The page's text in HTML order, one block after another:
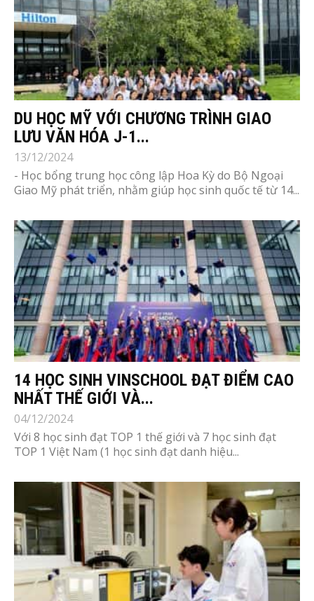
DU HỌC MỸ VỚI CHƯƠNG TRÌNH GIAO
LƯU VĂN HÓA J-1...
13/12/2024
- Học bổng trung học công lập Hoa Kỳ do Bộ Ngoại
Giao Mỹ phát triển, nhằm giúp học sinh quốc tế từ 14...
14 HỌC SINH VINSCHOOL ĐẠT ĐIỂM CAO
NHẤT THẾ GIỚI VÀ...
04/12/2024
Với 8 học sinh đạt TOP 1 thế giới và 7 học sinh đạt
TOP 1 Việt Nam (1 học sinh đạt danh hiệu...